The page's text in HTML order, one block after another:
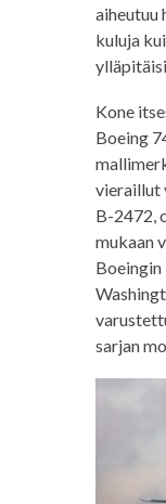
aiheutuu
kuluja
Kone
Boeing
vieraillut
B-2472,
mukaan
sarjan